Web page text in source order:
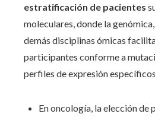
estratificación de pacientes
moleculares, donde la
demás disciplinas ómicas
participantes conforme a
perfiles de expresión
En oncología, la elección de